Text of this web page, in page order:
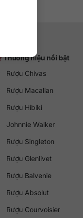
Thương hiệu nổi bật
Rượu Chivas
Rượu Macallan
Rượu Hibiki
Johnnie Walker
Rượu Singleton
Rượu Glenlivet
Rượu Balvenie
Rượu Absolut
Rượu Courvoisier